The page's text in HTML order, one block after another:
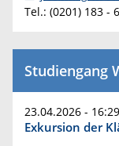
Tel.: (0201) 183 -
Studiengang
23.04.2026 -
Exkursion der